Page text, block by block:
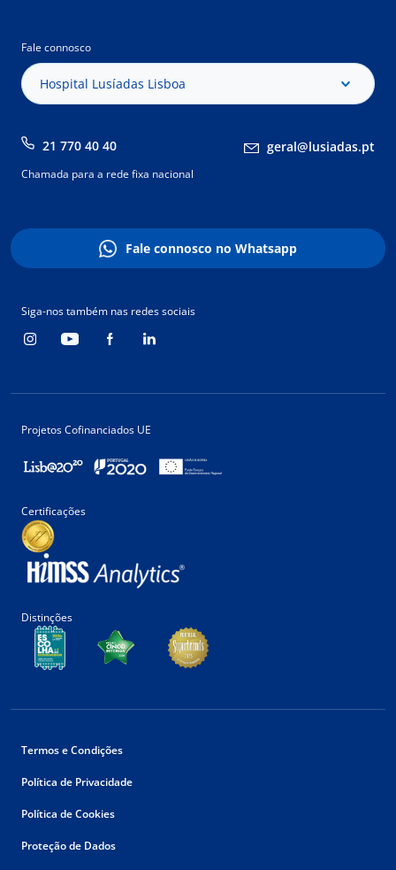
Fale connosco
Hospital Lusíadas Lisboa
21 770 40 40 geral@lusiadas.pt
Chamada para a rede fixa nacional
Fale connosco no Whatsapp
Siga-nos também nas redes sociais
Projetos Cofinanciados UE
Certificações
Distinções
Termos e Condições
Política de Privacidade
Política de Cookies
Proteção de Dados